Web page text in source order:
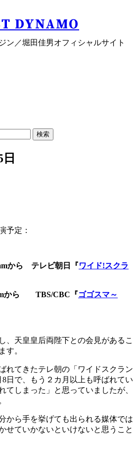
DYNAMO
ン／堀田佳男オフィシャルサイト
予定：
から テレビ朝日『ワイド!スクラ
から TBS/CBC『ゴゴスマ～
、天皇皇后両陛下との会見があるこ
す。
れてきたテレ朝の「ワイドスクラン
日で、もう２カ月以上も呼ばれてい
てしまった」と思っていましたが、
から手を挙げても出られる媒体では
せていかないといけないと思うこと